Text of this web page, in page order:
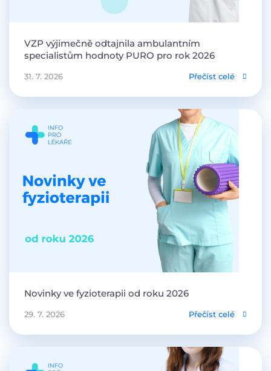
VZP výjimečně odtajnila ambulantním
specialistům hodnoty PURO pro rok 2026
31. 7. 2026 Přečíst celé
Novinky ve fyzioterapii od roku 2026
29. 7. 2026 Přečíst celé